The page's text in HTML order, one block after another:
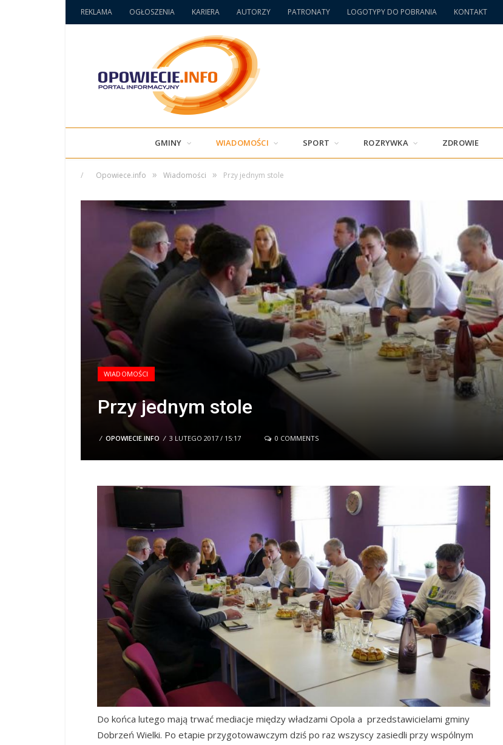
REKLAMA OGŁOSZENIA KARIERA AUTORZY PATRONATY LOGOTYPY DO POBRANIA KONTAKT
GMINY WIADOMOŚCI SPORT ROZRYWKA ZDROWIE
/ Opowiece.info » Wiadomości » Przy jednym stole
WIADOMOŚCI
Przy jednym stole
/ OPOWIECIE.INFO / 3 LUTEGO 2017 / 15:17 0 COMMENTS
Do końca lutego mają trwać mediacje między władzami Opola a przedstawicielami gminy
Dobrzeń Wielki. Po etapie przygotowawczym dziś po raz wszyscy zasiedli przy wspólnym